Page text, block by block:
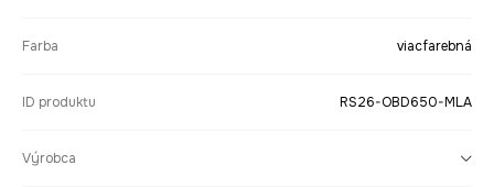
Farba viacfarebná
ID produktu RS26-OBD650-MLA
Výrobca